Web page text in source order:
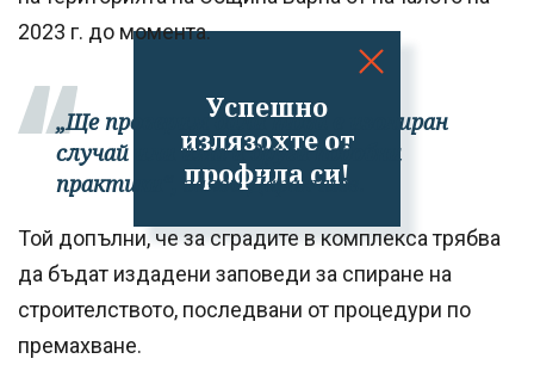
Успешно
излязохте от
профила си!
2023 г. до момента.
„Ще проверим дали това е изолиран
случай или има и други подобни
практики“, заяви Даракчиев.
Той допълни, че за сградите в комплекса трябва
да бъдат издадени заповеди за спиране на
строителството, последвани от процедури по
премахване.